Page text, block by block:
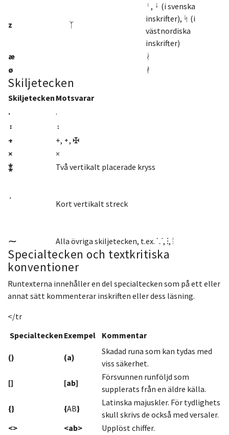
z ᛉ
ᛌ, ᛍ (i svenska
inskrifter), ᛋ (i
västnordiska
inskrifter)
æ
ᛅ
ø
ᚯ
Skiljetecken
Skiljetecken Motsvarar
·
·
᛬
᛬
+
+, ᛭, ✠
×
×
⁑
Två vertikalt placerade kryss
' Kort vertikalt streck
⁓ Alla övriga skiljetecken, t.ex. ⸪, ⁝, ⦙
Specialtecken och textkritiska
konventioner
Runtexterna innehåller en del specialtecken som på ett eller
annat sätt kommenterar inskriften eller dess läsning.
</tr
Specialtecken Exempel Kommentar
() (a)
Skadad runa som kan tydas med
viss säkerhet.
[]
[ab]
Försvunnen runföljd som
supplerats från en äldre källa.
{}
{AB}
Latinska majuskler. För tydlighets
skull skrivs de också med versaler.
<>
<ab>
Upplöst chiffer.